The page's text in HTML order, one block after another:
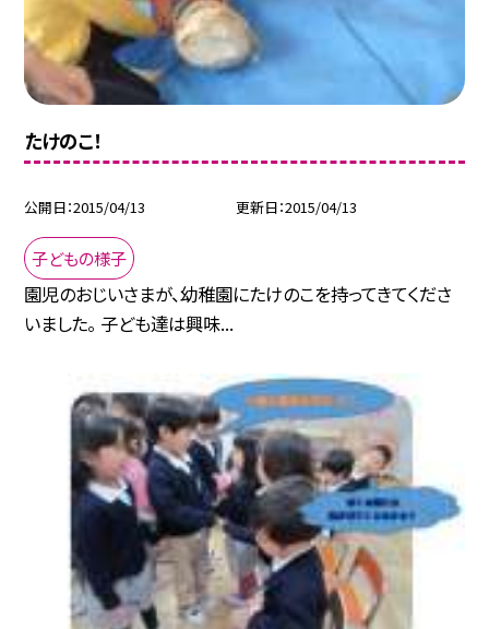
たけのこ！
公開日 2015/04/13 更新日 2015/04/13
子どもの様子
園児のおじいさまが、幼稚園にたけのこを持ってきてくださ
いました。 子ども達は興味...